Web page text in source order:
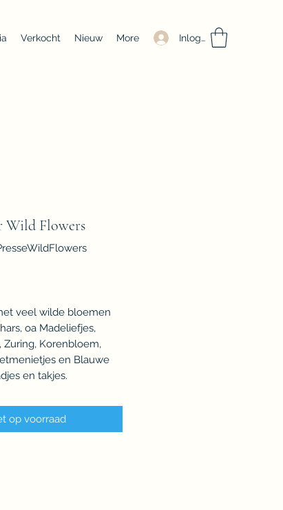
Verkocht Nieuw More Inloggen
Wild Flowers
veel wilde bloemen
oa Madeliefjes,
Korenbloem,
en Blauwe
en takjes.
op voorraad